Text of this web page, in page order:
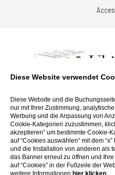
Tel: +39
Fax: +39
Email:
P.Iva
Website
Diese Website verwendet
Diese Website und die
nur mit Ihrer Zustimmung,
Werbung und die Anpassung von
Cookie-Kategorien zuzustimmen,
akzeptieren” um bestimmte Cookie-
auf “Cookies auswählen” mit dem
und die Installation von anderen als
das Banner erneut zu öffnen und
auf “Cookies” in der Fußzeile der
weitere Informationen hier klicken